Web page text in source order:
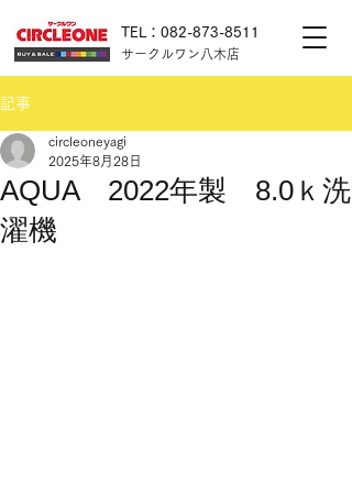
サークルワン八木店
TEL：082-873-8511
記事
AQUA 2022年製 8.0ｋ洗
濯機
circleoneyagi
2025年8月28日